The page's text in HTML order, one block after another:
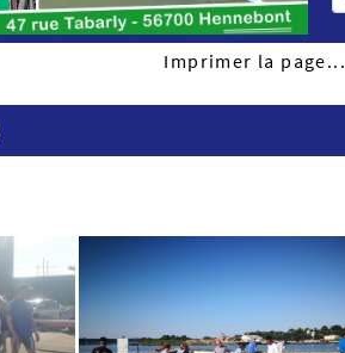
Imprimer la page...